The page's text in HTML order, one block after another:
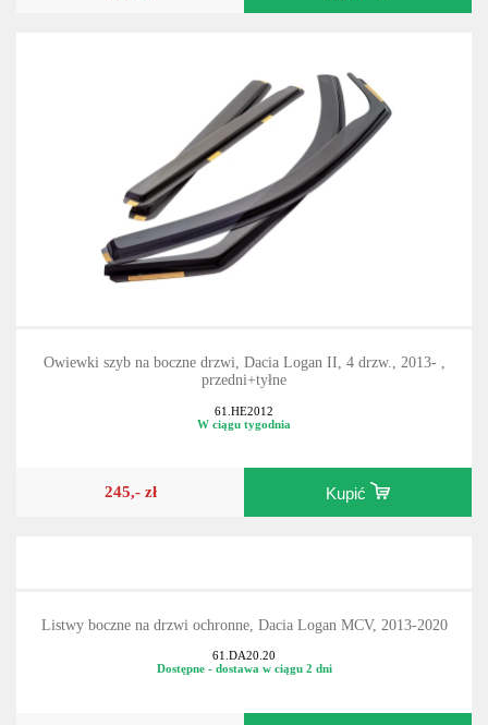
Owiewki szyb na boczne drzwi, Dacia Logan II, 4 drzw., 2013- ,
przedni+tyłne
61.HE2012
W ciągu tygodnia
245,- zł Kupić
Listwy boczne na drzwi ochronne, Dacia Logan MCV, 2013-2020
61.DA20.20
Dostępne - dostawa w ciągu 2 dni